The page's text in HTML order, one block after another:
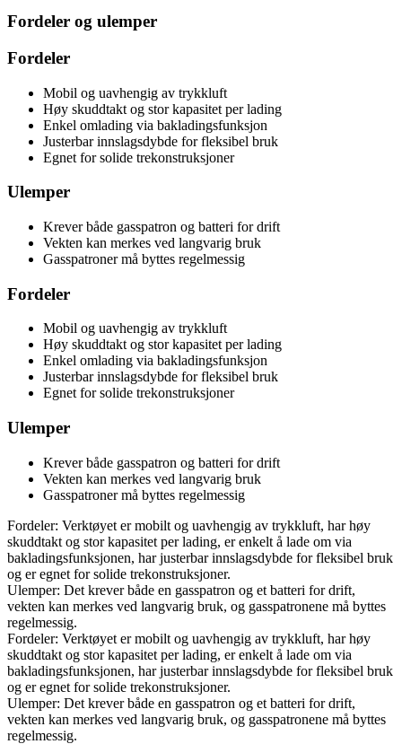
Fordeler og ulemper
Fordeler
Mobil og uavhengig av trykkluft
Høy skuddtakt og stor kapasitet per lading
Enkel omlading via bakladingsfunksjon
Justerbar innslagsdybde for fleksibel bruk
Egnet for solide trekonstruksjoner
Ulemper
Krever både gasspatron og batteri for drift
Vekten kan merkes ved langvarig bruk
Gasspatroner må byttes regelmessig
Fordeler
Mobil og uavhengig av trykkluft
Høy skuddtakt og stor kapasitet per lading
Enkel omlading via bakladingsfunksjon
Justerbar innslagsdybde for fleksibel bruk
Egnet for solide trekonstruksjoner
Ulemper
Krever både gasspatron og batteri for drift
Vekten kan merkes ved langvarig bruk
Gasspatroner må byttes regelmessig
Fordeler: Verktøyet er mobilt og uavhengig av trykkluft, har høy
skuddtakt og stor kapasitet per lading, er enkelt å lade om via
bakladingsfunksjonen, har justerbar innslagsdybde for fleksibel bruk
og er egnet for solide trekonstruksjoner.
Ulemper: Det krever både en gasspatron og et batteri for drift,
vekten kan merkes ved langvarig bruk, og gasspatronene må byttes
regelmessig.
Fordeler: Verktøyet er mobilt og uavhengig av trykkluft, har høy
skuddtakt og stor kapasitet per lading, er enkelt å lade om via
bakladingsfunksjonen, har justerbar innslagsdybde for fleksibel bruk
og er egnet for solide trekonstruksjoner.
Ulemper: Det krever både en gasspatron og et batteri for drift,
vekten kan merkes ved langvarig bruk, og gasspatronene må byttes
regelmessig.